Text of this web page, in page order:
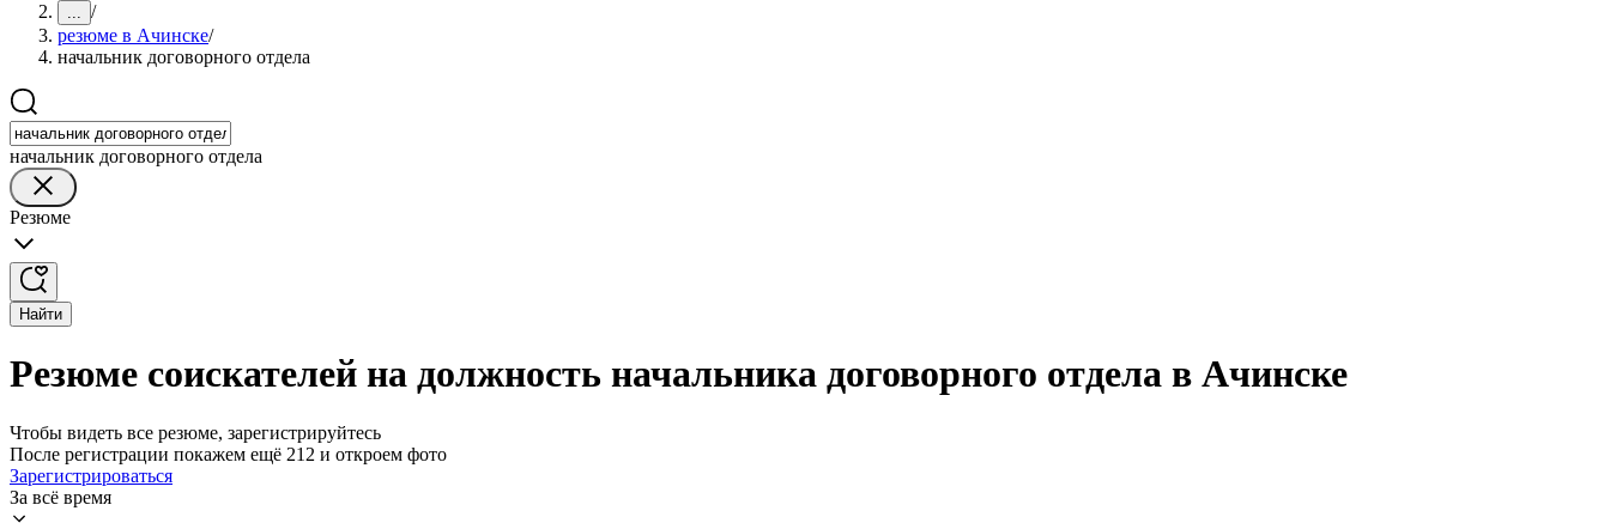
... /
резюме в Ачинске/
начальник договорного отдела
начальник договорного отдела
Резюме
Найти
Резюме соискателей на должность начальника договорного отдела в Ачинске
Чтобы видеть все резюме, зарегистрируйтесь
После регистрации покажем ещё 212 и откроем фото
Зарегистрироваться
За всё время